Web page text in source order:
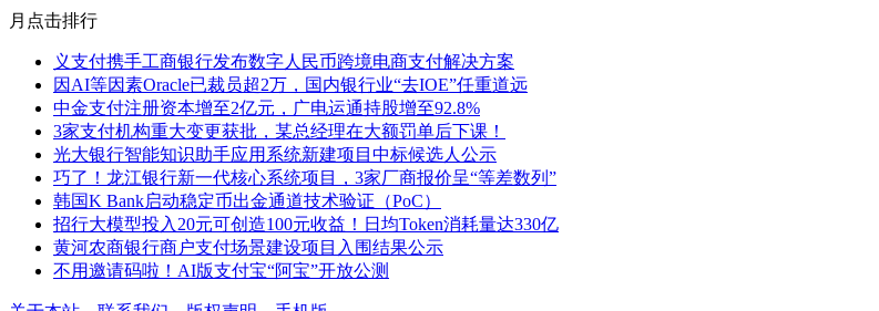
月点击排行
义支付携手工商银行发布数字人民币跨境电商支付解决方案
因AI等因素Oracle已裁员超2万，国内银行业“去IOE”任重道远
中金支付注册资本增至2亿元，广电运通持股增至92.8%
3家支付机构重大变更获批，某总经理在大额罚单后下课！
光大银行智能知识助手应用系统新建项目中标候选人公示
巧了！龙江银行新一代核心系统项目，3家厂商报价呈“等差数列”
韩国K Bank启动稳定币出金通道技术验证（PoC）
招行大模型投入20元可创造100元收益！日均Token消耗量达330亿
黄河农商银行商户支付场景建设项目入围结果公示
不用邀请码啦！AI版支付宝“阿宝”开放公测